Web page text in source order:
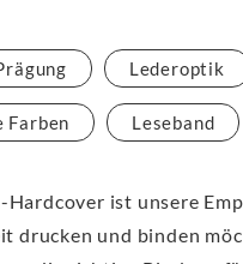
Lederoptik
Farben Leseband
Hardcover ist unsere
drucken und binden